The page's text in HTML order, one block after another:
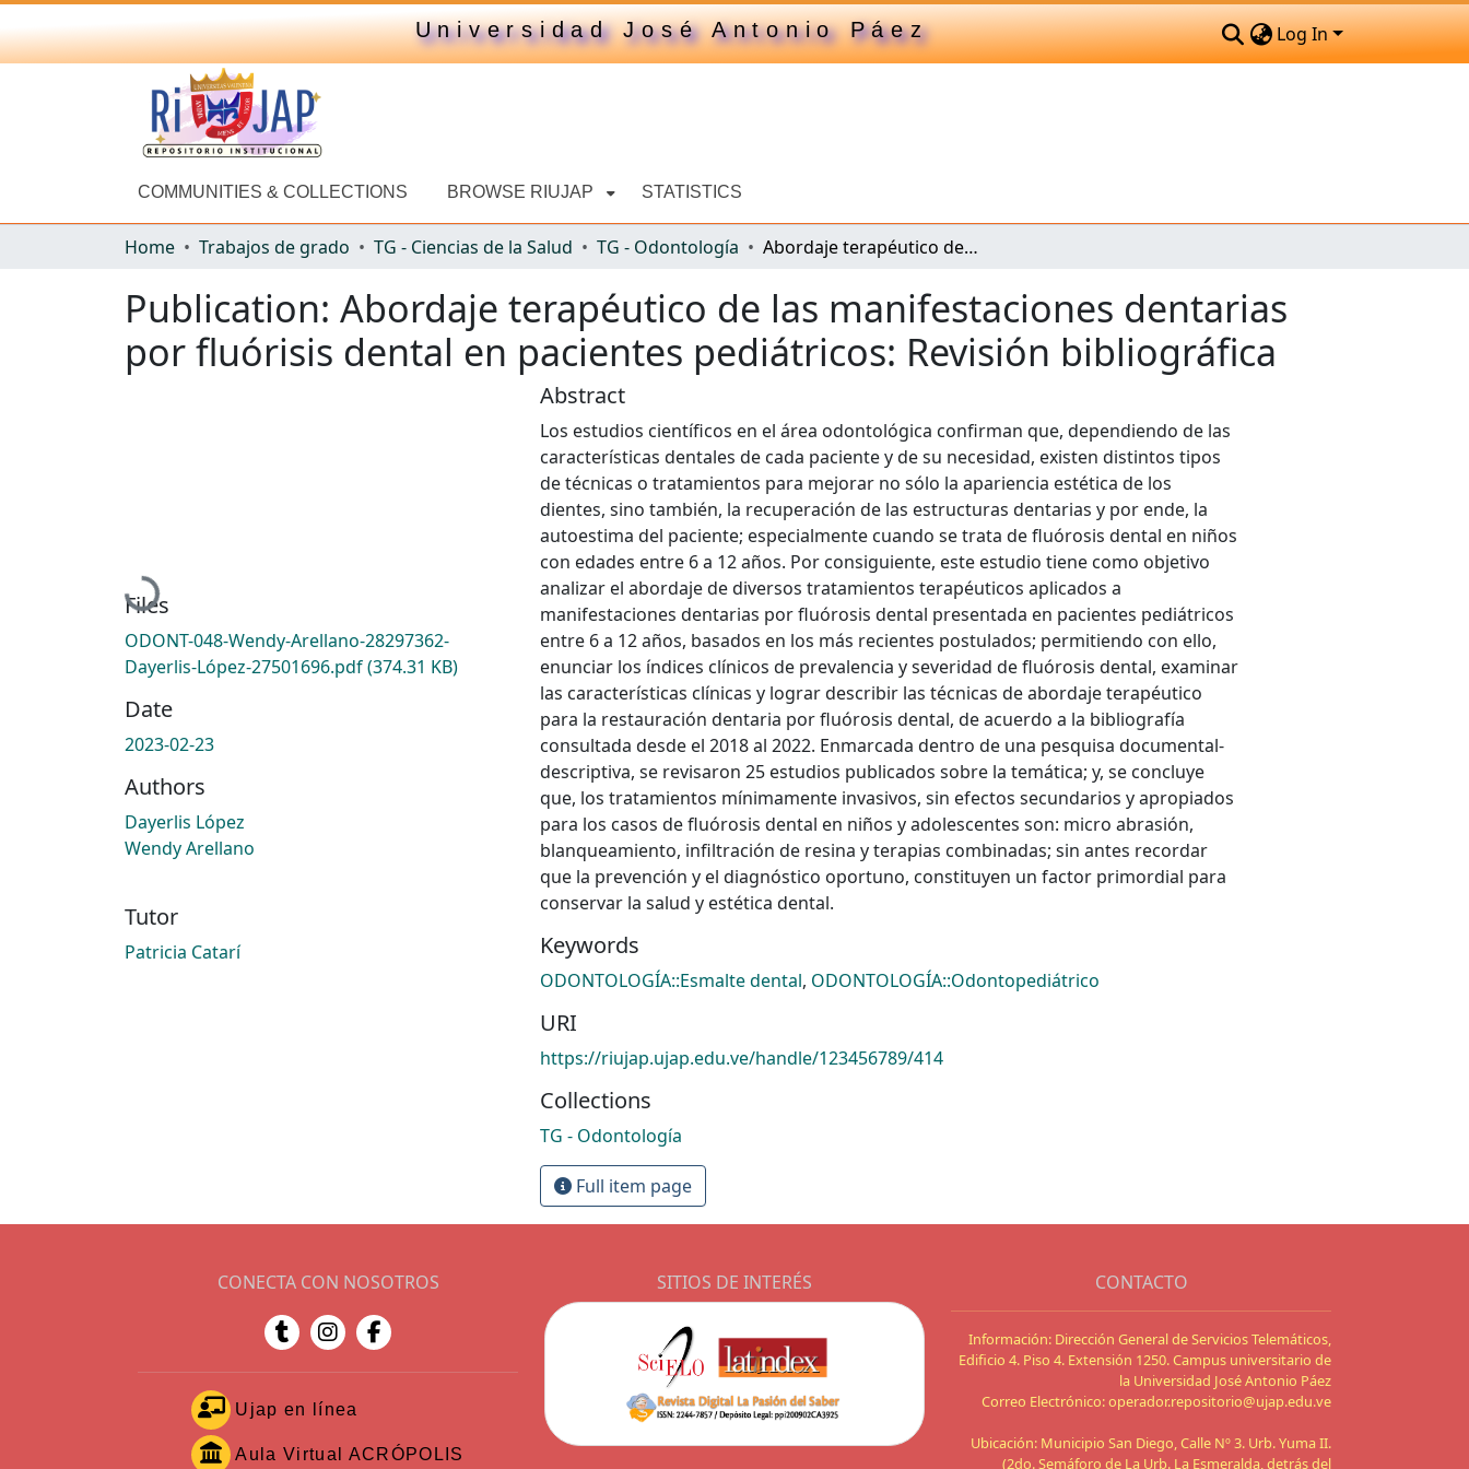
Universidad José Antonio Páez Log In
COMMUNITIES & COLLECTIONS BROWSE RIUJAP STATISTICS
Home Trabajos de grado TG - Ciencias de la Salud TG - Odontología Abordaje terapéutico de las manifestaciones dentarias por fluórisis dental en pacientes pediátricos: Revisión bibliográfica
Publication: Abordaje terapéutico de las manifestaciones dentarias
por fluórisis dental en pacientes pediátricos: Revisión bibliográfica
Loading...
Files
ODONT-048-Wendy-Arellano-28297362-
Dayerlis-López-27501696.pdf(374.31 KB)
Date
2023-02-23
Authors
Dayerlis López
Wendy Arellano
Tutor
Patricia Catarí
Abstract
Los estudios científicos en el área odontológica confirman que, dependiendo de las
características dentales de cada paciente y de su necesidad, existen distintos tipos
de técnicas o tratamientos para mejorar no sólo la apariencia estética de los
dientes, sino también, la recuperación de las estructuras dentarias y por ende, la
autoestima del paciente; especialmente cuando se trata de fluórosis dental en niños
con edades entre 6 a 12 años. Por consiguiente, este estudio tiene como objetivo
analizar el abordaje de diversos tratamientos terapéuticos aplicados a
manifestaciones dentarias por fluórosis dental presentada en pacientes pediátricos
entre 6 a 12 años, basados en los más recientes postulados; permitiendo con ello,
enunciar los índices clínicos de prevalencia y severidad de fluórosis dental, examinar
las características clínicas y lograr describir las técnicas de abordaje terapéutico
para la restauración dentaria por fluórosis dental, de acuerdo a la bibliografía
consultada desde el 2018 al 2022. Enmarcada dentro de una pesquisa documental-
descriptiva, se revisaron 25 estudios publicados sobre la temática; y, se concluye
que, los tratamientos mínimamente invasivos, sin efectos secundarios y apropiados
para los casos de fluórosis dental en niños y adolescentes son: micro abrasión,
blanqueamiento, infiltración de resina y terapias combinadas; sin antes recordar
que la prevención y el diagnóstico oportuno, constituyen un factor primordial para
conservar la salud y estética dental.
Keywords
ODONTOLOGÍA::Esmalte dental, ODONTOLOGÍA::Odontopediátrico
URI
https://riujap.ujap.edu.ve/handle/123456789/414
Collections
TG - Odontología
Full item page
CONECTA CON NOSOTROS
Ujap en línea
Aula Virtual ACRÓPOLIS
SITIOS DE INTERÉS CONTACTO
Información: Dirección General de Servicios Telemáticos,
Edificio 4. Piso 4. Extensión 1250. Campus universitario de
la Universidad José Antonio Páez
Correo Electrónico: operador.repositorio@ujap.edu.ve
Ubicación: Municipio San Diego, Calle Nº 3. Urb. Yuma II.
(2do. Semáforo de La Urb. La Esmeralda, detrás del